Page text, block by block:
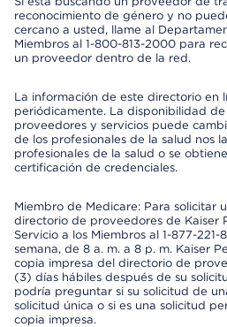
reconocimiento de género y no
cercano a usted, llame al
Miembros al 1-800-813-2000 para
un proveedor dentro de la red.
La información de este directorio en
periódicamente. La disponibilidad de
proveedores y servicios puede
de los profesionales de la salud nos
profesionales de la salud o se
certificación de credenciales.
Miembro de Medicare: Para solicitar
directorio de proveedores de Kaiser
Servicio a los Miembros al 1-877-221-
semana, de 8 a. m. a 8 p. m. Kaiser
copia impresa del directorio de
(3) días hábiles después de su
podría preguntar si su solicitud de
solicitud única o si es una solicitud
copia impresa.